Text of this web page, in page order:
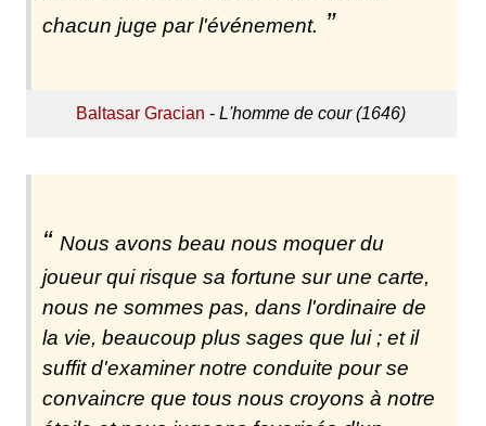
chacun juge par l'événement.
Baltasar Gracian -L'homme de cour (1646)
Nous avons beau nous moquer du
joueur qui risque sa fortune sur une carte,
nous ne sommes pas, dans l'ordinaire de
la vie, beaucoup plus sages que lui ; et il
suffit d'examiner notre conduite pour se
convaincre que tous nous croyons à notre